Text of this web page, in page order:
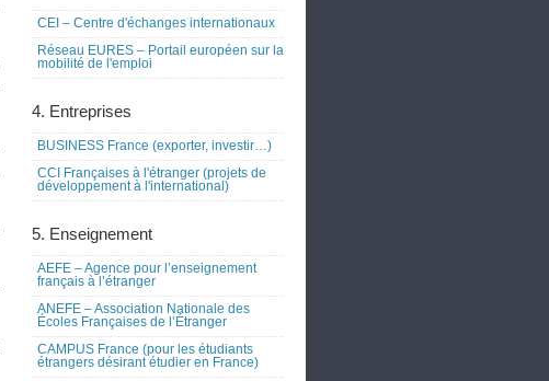
CEI – Centre d'échanges internationaux
Réseau EURES – Portail européen sur la
mobilité de l'emploi
4. Entreprises
BUSINESS France (exporter, investir…)
CCI Françaises à l'étranger (projets de
développement à l'international)
5. Enseignement
AEFE – Agence pour l’enseignement
français à l’étranger
ANEFE – Association Nationale des
Écoles Françaises de l’Étranger
CAMPUS France (pour les étudiants
étrangers désirant étudier en France)